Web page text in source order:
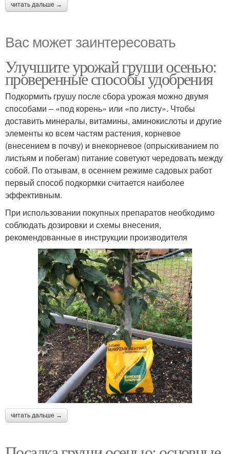
читать дальше →
Вас может заинтересовать
Улучшите урожай груши осенью:
проверенные способы удобрения
Подкормить грушу после сбора урожая можно двумя
способами – «под корень» или «по листу». Чтобы
доставить минералы, витамины, аминокислоты и другие
элементы ко всем частям растения, корневое
(внесением в почву) и внекорневое (опрыскиванием по
листьям и побегам) питание советуют чередовать между
собой. По отзывам, в осеннем режиме садовых работ
первый способ подкормки считается наиболее
эффективным.
При использовании покупных препаратов необходимо
соблюдать дозировки и схемы внесения,
рекомендованные в инструкции производителя
читать дальше →